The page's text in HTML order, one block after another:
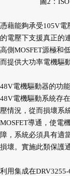
憑藉能夠承受105V電
的電壓下支援真正的
高側MOSFET源極和
而提供大功率電機驅
48V電機驅動器的功
48V電機驅動系統存
壓情況，從而損壞系
MOSFET導通，使電
障，系統必須具有適
損壞。實施此類保護
利用集成在